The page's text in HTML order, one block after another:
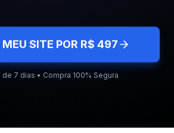
MEU SITE POR R$ 497
de 7 dias • Compra 100% Segura